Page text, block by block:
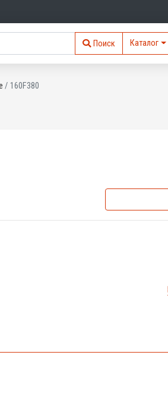
Поиск Каталог
160F380